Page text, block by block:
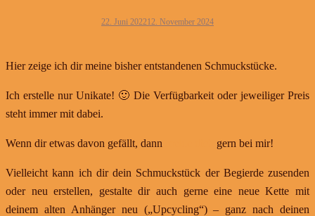
22. Juni 202212. November 2024
Hier zeige ich dir meine bisher entstandenen Schmuckstücke.
Ich erstelle nur Unikate! 🙂 Die Verfügbarkeit oder jeweiliger Preis
steht immer mit dabei.
Wenn dir etwas davon gefällt, dann gern bei mir!
Vielleicht kann ich dir dein Schmuckstück der Begierde zusenden
oder neu erstellen, gestalte dir auch gerne eine neue Kette mit
deinem alten Anhänger neu („Upcycling“) – ganz nach deinen